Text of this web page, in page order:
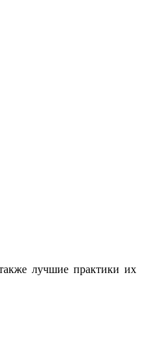
лучшие практики их